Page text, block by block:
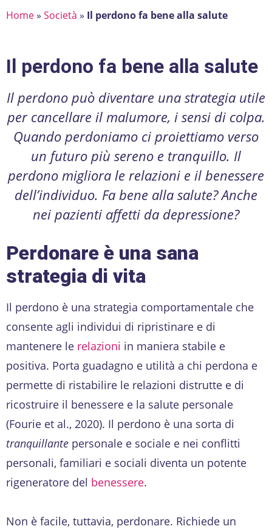
Home» Società » Il perdono fa bene alla salute
Il perdono fa bene alla salute
Il perdono può diventare una strategia utile
per cancellare il malumore, i sensi di colpa.
Quando perdoniamo ci proiettiamo verso
un futuro più sereno e tranquillo. Il
perdono migliora le relazioni e il benessere
dell’individuo. Fa bene alla salute? Anche
nei pazienti affetti da depressione?
Perdonare è una sana
strategia di vita
Il perdono è una strategia comportamentale che
consente agli individui di ripristinare e di
mantenere le relazioni in maniera stabile e
positiva. Porta guadagno e utilità a chi perdona e
permette di ristabilire le relazioni distrutte e di
ricostruire il benessere e la salute personale
(Fourie et al., 2020). Il perdono è una sorta di
tranquillante personale e sociale e nei conflitti
personali, familiari e sociali diventa un potente
rigeneratore del benessere.
Non è facile, tuttavia, perdonare. Richiede un